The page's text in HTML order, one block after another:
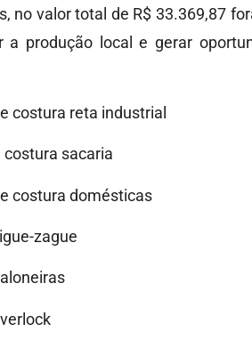
no valor total de R$ 33.369,87
a produção local e gerar
costura reta industrial
sacaria
costura domésticas
zague